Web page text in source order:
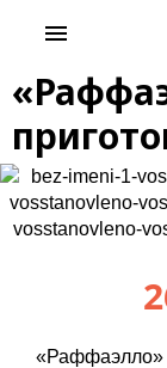
c
o
menu
«Раффаэлло»